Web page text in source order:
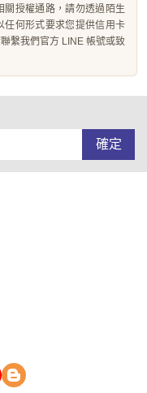
關授權通路，請勿透過陌生
任何形式要求您提供信用卡
繫我們官方 LINE 帳號或致
確定